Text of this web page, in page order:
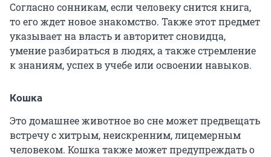
Согласно сонникам, если человеку снится книга,
то его ждет новое знакомство. Также этот предмет
указывает на власть и авторитет сновидца,
умение разбираться в людях, а также стремление
к знаниям, успех в учебе или освоении навыков.
Кошка
Это домашнее животное во сне может предвещать
встречу с хитрым, неискренним, лицемерным
человеком. Кошка также может предупреждать о